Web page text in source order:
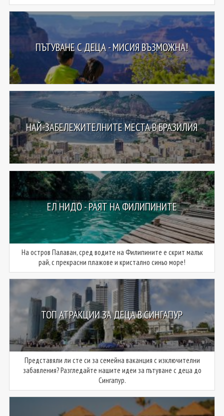
ПЪТУВАНЕ С ДЕЦА - МИСИЯ ВЪЗМОЖНА!
НАЙ-ЗАБЕЛЕЖИТЕЛНИТЕ МЕСТА В БРАЗИЛИЯ
ЕЛ НИДО - РАЯТ НА ФИЛИПИНИТЕ
На остров Палаван, сред водите на Филипините е скрит малък
рай, с прекрасни плажове и кристално синьо море!
ТОП АТРАКЦИИ ЗА ДЕЦА В СИНГАПУР
Представяли ли сте си за семейна ваканция с изключителни
забавления? Разгледайте нашите идеи за пътуване с деца до
Сингапур.